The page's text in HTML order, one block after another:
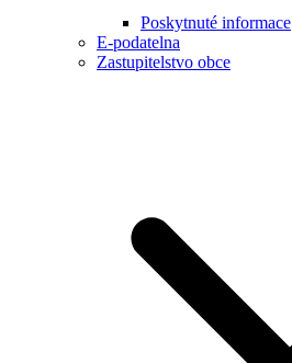
Poskytnuté informace
E-podatelna
Zastupitelstvo obce